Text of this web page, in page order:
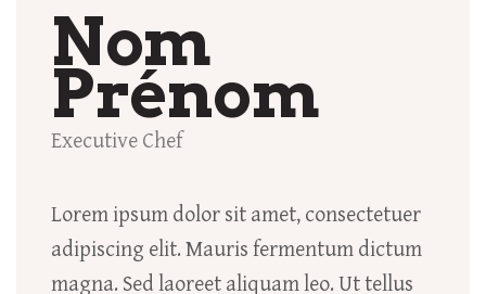
Nom
Prénom
Executive Chef
Lorem ipsum dolor sit amet, consectetuer
adipiscing elit. Mauris fermentum dictum
magna. Sed laoreet aliquam leo. Ut tellus